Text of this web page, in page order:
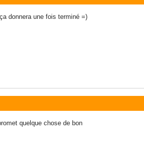
donnera une fois terminé =)
quelque chose de bon